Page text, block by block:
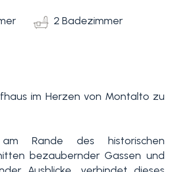
2 Badezimmer
im Herzen von Montalto zu
Rande des historischen
bezaubernder Gassen und